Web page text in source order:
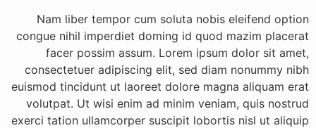
Nam liber tempor cum soluta nobis eleifend option
congue nihil imperdiet doming id quod mazim placerat
facer possim assum. Lorem ipsum dolor sit amet,
consectetuer adipiscing elit, sed diam nonummy nibh
euismod tincidunt ut laoreet dolore magna aliquam erat
volutpat. Ut wisi enim ad minim veniam, quis nostrud
exerci tation ullamcorper suscipit lobortis nisl ut aliquip